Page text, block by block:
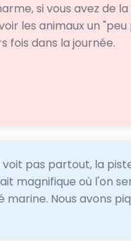
si vous avez de
les animaux un "peu
fois dans la journée.
voit pas partout, la
magnifique où l'on
marine. Nous avons